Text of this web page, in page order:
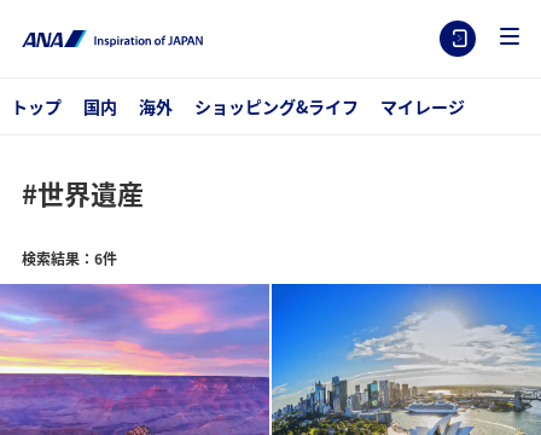
トップ 国内 海外 ショッピング&ライフ マイレージ
#世界遺産
検索結果：6件